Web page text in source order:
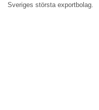
Sveriges största exportbolag.